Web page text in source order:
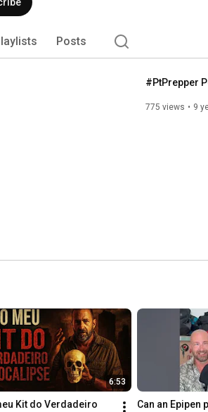
pela Natureza.
Posts
#PtPrepper
775 views 9
6:53
Kit do Verdadeiro
Can an Epipen